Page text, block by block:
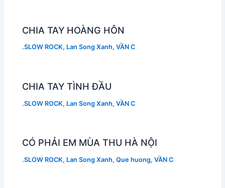
CHIA TAY HOÀNG HÔN
.SLOW ROCK, Lan Song Xanh,VẦN C
CHIA TAY TÌNH ĐẦU
.SLOW ROCK, Lan Song Xanh,VẦN C
CÓ PHẢI EM MÙA THU HÀ NỘI
.SLOW ROCK, Lan Song Xanh,Que huong,VẦN C